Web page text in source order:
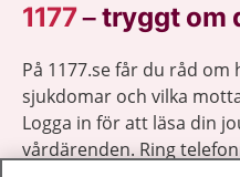
1177–tryggt om
På 1177.se får du råd
sjukdomar och vilka
Logga in för att läsa din
vårdärenden. Ring